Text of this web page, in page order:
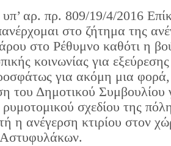
υπ’ αρ. πρ. 809/19/4/2016
στο ζήτημα της
στο Ρέθυμνο καθότι η
κοινωνίας για
για ακόμη μια
του Δημοτικού Συμβουλίου
σχεδίου της
η ανέγερση κτιρίου στον